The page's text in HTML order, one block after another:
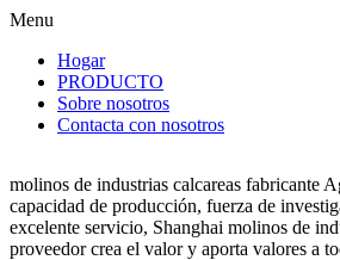
Menu
Hogar
PRODUCTO
Sobre nosotros
Contacta con nosotros
molinos de industrias calcareas fabricante
capacidad de producción, fuerza de
excelente servicio, Shanghai molinos de
proveedor crea el valor y aporta valores a